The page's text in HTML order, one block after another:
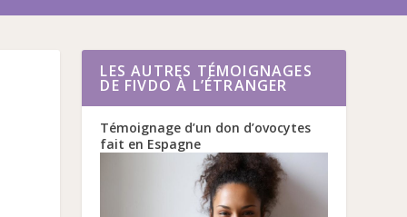
LES AUTRES TÉMOIGNAGES
DE FIVDO À L’ÉTRANGER
Témoignage d’un don d’ovocytes
fait en Espagne